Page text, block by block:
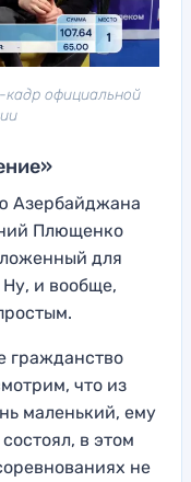
официальной
Азербайджана
Плющенко
для
и вообще,
гражданство
что из
маленький, ему
в этом
не